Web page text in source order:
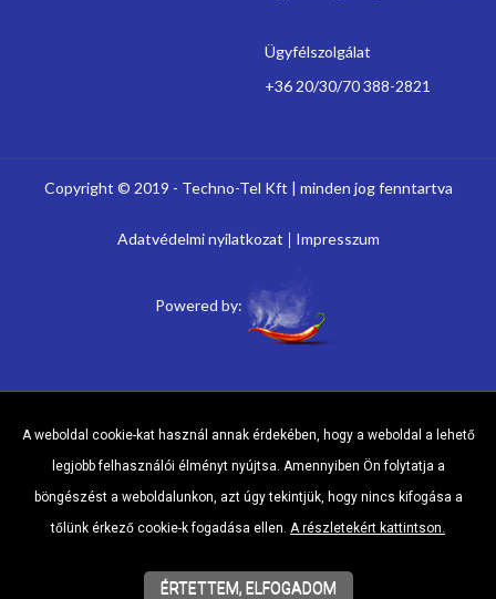
Ügyfélszolgálat
+36 20/30/70 388-2821
Copyright © 2019 - Techno-Tel Kft | minden jog fenntartva
Adatvédelmi nyilatkozat Impresszum
Powered by:
A weboldal cookie-kat használ annak érdekében, hogy a weboldal a lehető
legjobb felhasználói élményt nyújtsa. Amennyiben Ön folytatja a
böngészést a weboldalunkon, azt úgy tekintjük, hogy nincs kifogása a
tőlünk érkező cookie-k fogadása ellen. A részletekért kattintson.
ÉRTETTEM, ELFOGADOM